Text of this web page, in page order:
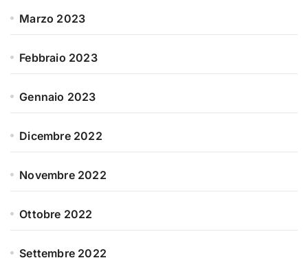
Marzo 2023
Febbraio 2023
Gennaio 2023
Dicembre 2022
Novembre 2022
Ottobre 2022
Settembre 2022